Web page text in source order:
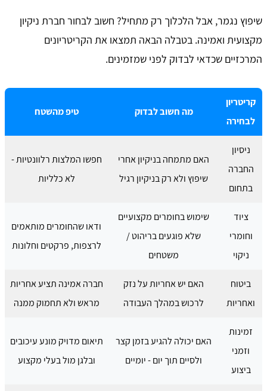
שיפוץ נגמר, אבל הלכלוך רק מתחיל? חשוב לבחור חברת ניקיון
מקצועית ואמינה. בטבלה הבאה תמצאו את הקריטריונים
המרכזיים שכדאי לבדוק לפני שמזמינים.
קריטריון
לבחירה
מה חשוב לבדוק טיפ מהשטח
ניסיון
החברה
בתחום
האם מתמחה בניקיון אחרי
שיפוץ ולא רק בניקיון רגיל
חפשו המלצות רלוונטיות -
לא כלליות
ציוד
וחומרי
ניקוי
שימוש בחומרים מקצועיים
שלא פוגעים בריהוט /
משטחים
ודאו שהחומרים מותאמים
לרצפות, פרקטים וחלונות
ביטוח
ואחריות
האם יש אחריות על נזק
לרכוש במהלך העבודה
חברה אמינה תציע אחריות
מראש ולא תחמוק ממנה
זמינות
וזמני
ביצוע
האם יכולה להגיע בזמן קצר
ולסיים תוך יום - יומיים
תיאום מדויק מונע עיכובים
ובלגן מול בעלי מקצוע